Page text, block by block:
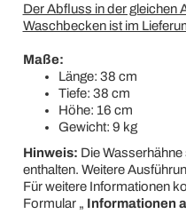
Der Abfluss in der gleichen
Waschbecken ist im
Maße:
Länge: 38 cm
Tiefe: 38 cm
Höhe: 16 cm
Gewicht: 9 kg
Hinweis: Die
enthalten. Weitere
Für weitere Informationen
Formular „ Informationen